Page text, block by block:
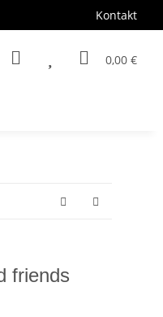
Kontakt
0,00 €
friends